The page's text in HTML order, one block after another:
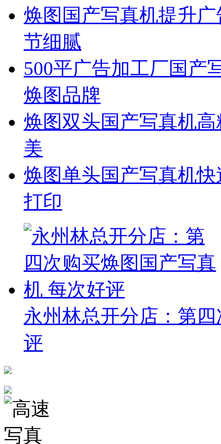
焕图国产写真机提升
节细腻
500平广告加工厂国产
焕图品牌
焕图双头国产写真机
美
焕图单头国产写真机
打印
永州林总开分店：第
评